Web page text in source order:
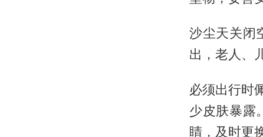
沙尘天关闭
出，老人、
必须出行时
少皮肤暴露
睛，及时更